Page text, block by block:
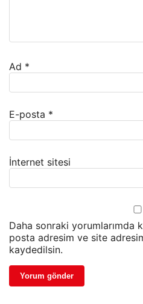
Ad *
E-posta *
İnternet sitesi
Daha sonraki yorumlarımda
posta adresim ve site
kaydedilsin.